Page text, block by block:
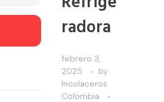
radora
febrero 3,
2025
by
Incolaceros
Colombia